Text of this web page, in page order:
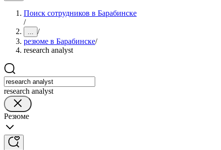
Поиск сотрудников в Барабинске
/
... /
резюме в Барабинске/
research analyst
research analyst
Резюме